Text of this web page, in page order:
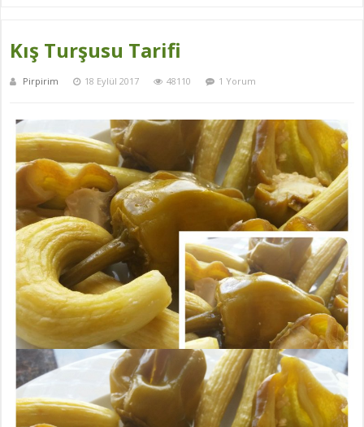
Kış Turşusu Tarifi
Pirpirim 18 Eylül 2017 48110 1 Yorum